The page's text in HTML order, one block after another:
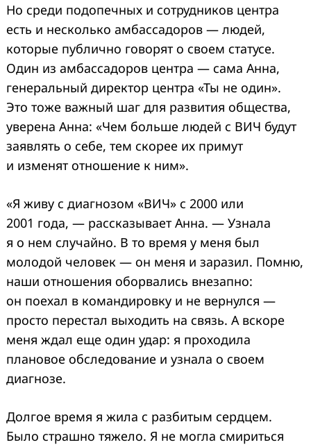
Но среди подопечных и сотрудников центра
есть и несколько амбассадоров — людей,
которые публично говорят о своем статусе.
Один из амбассадоров центра — сама Анна,
генеральный директор центра «Ты не один».
Это тоже важный шаг для развития общества,
уверена Анна: «Чем больше людей с ВИЧ будут
заявлять о себе, тем скорее их примут
и изменят отношение к ним».
«Я живу с диагнозом «ВИЧ» с 2000 или
2001 года, — рассказывает Анна. — Узнала
я о нем случайно. В то время у меня был
молодой человек — он меня и заразил. Помню,
наши отношения оборвались внезапно:
он поехал в командировку и не вернулся —
просто перестал выходить на связь. А вскоре
меня ждал еще один удар: я проходила
плановое обследование и узнала о своем
диагнозе.
Долгое время я жила с разбитым сердцем.
Было страшно тяжело. Я не могла смириться